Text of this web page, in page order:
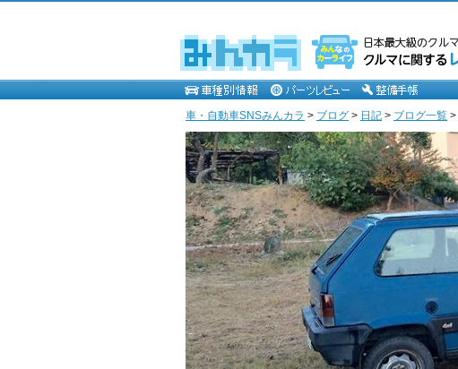
車・自動車SNSみんカラ > ブログ > 日記 > ブログ一覧 >